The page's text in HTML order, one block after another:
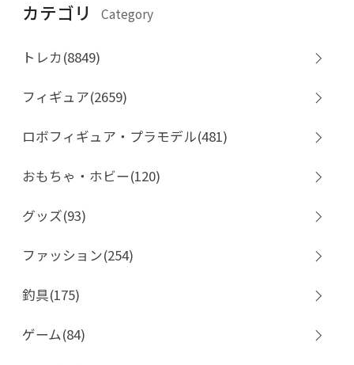
カテゴリ Category
トレカ(8849)
フィギュア(2659)
ロボフィギュア・プラモデル(481)
おもちゃ・ホビー(120)
グッズ(93)
ファッション(254)
釣具(175)
ゲーム(84)